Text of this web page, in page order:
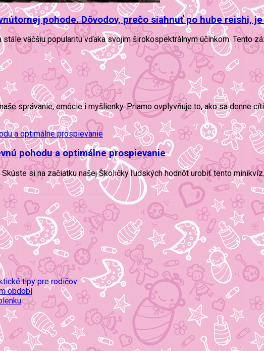
pohode. Dôvodov, prečo siahnuť po hube reishi,
stále väčšiu popularitu vďaka svojim širokospektrálnym účinkom. Tento
správanie, emócie i myšlienky. Priamo ovplyvňuje to, ako sa denne
pohodu a optimálne prospievanie
si na začiatku našej Školičky ľudských hodnôt urobiť tento
tipy pre rodičov
období